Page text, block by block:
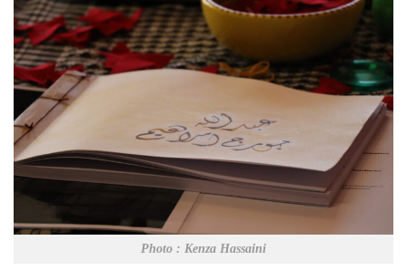
Photo : Kenza Hassaini